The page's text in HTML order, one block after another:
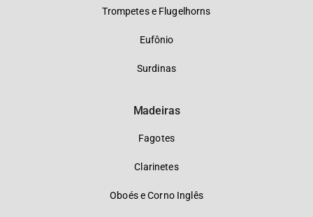
Trompetes e Flugelhorns
Eufônio
Surdinas
Madeiras
Fagotes
Clarinetes
Oboés e Corno Inglês